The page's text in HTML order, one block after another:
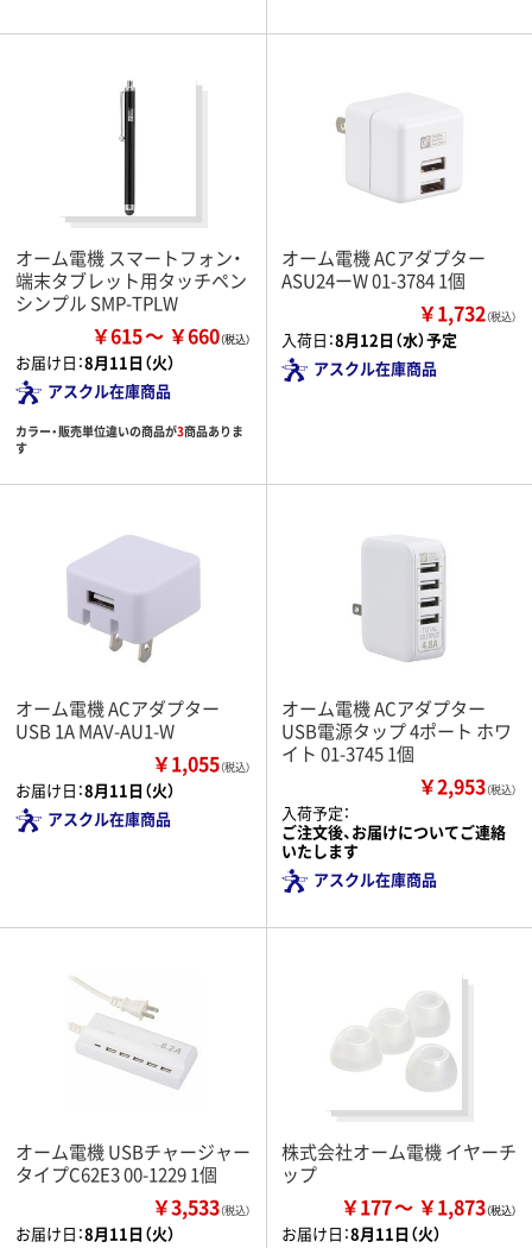
オーム電機 スマートフォン・
端末タブレット用タッチペン
シンプル SMP-TPLW
￥615 ￥660
お届け日：8月11日（火）
アスクル在庫商品
カラー・販売単位違いの商品が3商品ありま
す
オーム電機 ACアダプター
ASU24ーW 01-3784 1個
￥1,732（税込）
入荷日：8月12日（水）予定
アスクル在庫商品
オーム電機 ACアダプター
USB 1A MAV-AU1-W
￥1,055（税込）
お届け日：8月11日（火）
アスクル在庫商品
オーム電機 ACアダプター
USB電源タップ 4ポート ホワ
イト 01-3745 1個
￥2,953（税込）
入荷予定：
ご注文後、お届けについてご連絡
いたします
アスクル在庫商品
オーム電機 USBチャージャー
タイプC62E3 00-1229 1個
￥3,533（税込）
お届け日：8月11日（火）
株式会社オーム電機 イヤーチ
ップ
￥177 ￥1,873
お届け日：8月11日（火）